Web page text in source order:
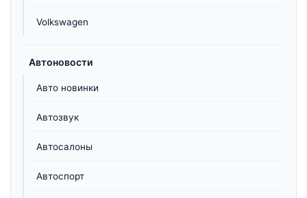
Volkswagen
Автоновости
Авто новинки
Автозвук
Автосалоны
Автоспорт